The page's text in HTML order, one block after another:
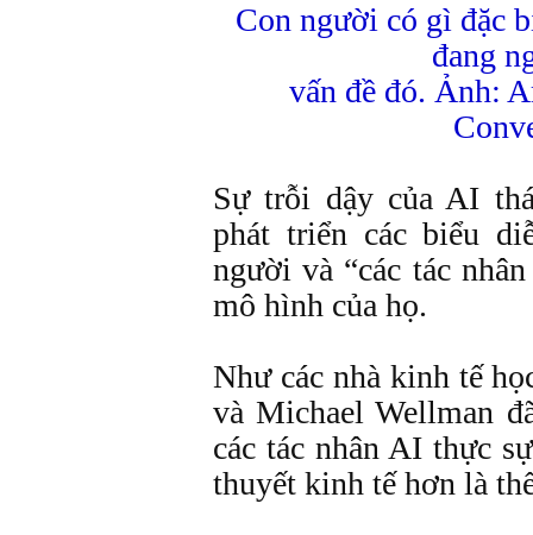
Con người có gì đặc
đang
vấn đề đó. Ảnh:
Sự trỗi dậy của AI
phát triển các biểu
người và “các tác
mô hình của họ.
Như các nhà kinh tế
và Michael Wellman
các tác nhân AI thực
thuyết kinh tế hơn là